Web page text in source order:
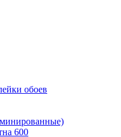
обоев
600